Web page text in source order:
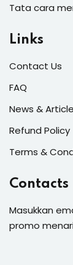
Tata cara
Links
Contact Us
FAQ
News &
Refund Policy
Terms &
Contacts
Masukkan
promo